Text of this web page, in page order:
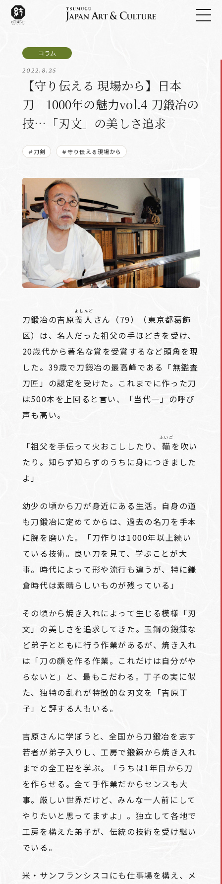
2022.8.25
【守り伝える 現場から】日本
刀 1000年の魅力vol.4 刀鍛冶の
技…「刃文」の美しさ追求
＃刀剣 ＃守り伝える現場から
刀鍛冶の吉原義人
よしんど
さん（79）（東京都葛飾
区）は、名人だった祖父の手ほどきを受け、
20歳代から著名な賞を受賞するなど頭角を現
した。39歳で刀鍛冶の最高峰である「無鑑査
刀匠」の認定を受けた。これまでに作った刀
は500本を上回ると言い、「当代一」の呼び
声も高い。
「祖父を手伝って火おこししたり、 鞴
ふいご
を吹い
たり。知らず知らずのうちに身につきました
よ」
幼少の頃から刀が身近にある生活。自身の道
も刀鍛冶に定めてからは、過去の名刀を手本
に腕を磨いた。「刀作りは1000年以上続い
ている技術。良い刀を見て、学ぶことが大
事。時代によって形や流行も違うが、特に鎌
倉時代は素晴らしいものが残っている」
その頃から焼き入れによって生じる模様「刃
文」の美しさを追求してきた。玉鋼の鍛錬な
ど弟子とともに行う作業があるが、焼き入れ
は「刀の顔を作る作業。これだけは自分がや
らないと」と、最もこだわる。丁子の実に似
た、独特の乱れが特徴的な刃文を「吉原丁
子」と評する人もいる。
吉原さんに学ぼうと、全国から刀鍛冶を志す
若者が弟子入りし、工房で鍛錬から焼き入れ
までの全工程を学ぶ。「うちは1年目から刀
を作らせる。全て手作業だからセンスも大
事。厳しい世界だけど、みんな一人前にして
やりたいと思ってますよ」。独立して各地で
工房を構えた弟子が、伝統の技術を受け継い
でいる。
米・サンフランシスコにも仕事場を構え、メ